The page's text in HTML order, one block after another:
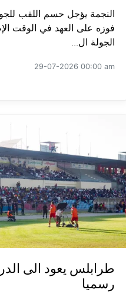
النجمة يؤجل حسم اللقب
الجولة ال...
29-07-2026 00:00 am
طرابلس يعود الى
رسميا